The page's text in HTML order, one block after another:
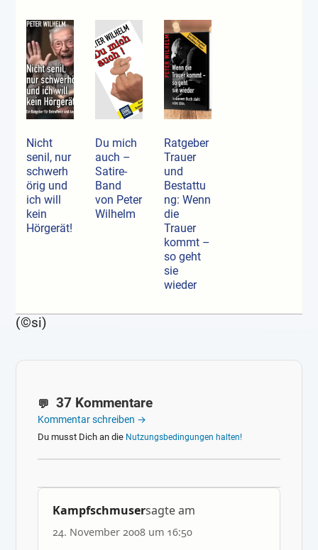
Nicht
senil, nur
schwerh
örig und
ich will
kein
Hörgerät!
Du mich
auch –
Satire-
Band
von Peter
Wilhelm
Ratgeber
Trauer
und
Bestattu
ng: Wenn
die
Trauer
kommt –
so geht
sie
wieder
(©si)
37 Kommentare
Kommentar schreiben →
Du musst Dich an die Nutzungsbedingungen halten!
Kampfschmusersagte am
24. November 2008 um 16:50